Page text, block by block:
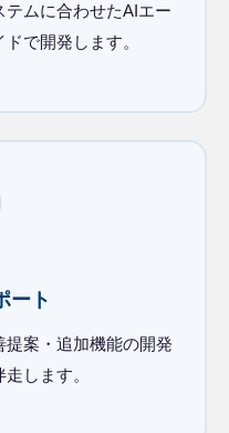
ムに合わせたAIエー
で開発します。
ート
案・追加機能の開発
します。